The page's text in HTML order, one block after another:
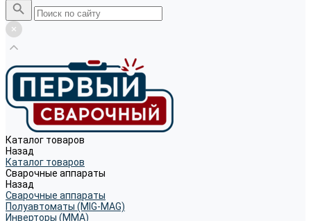
Каталог товаров
Назад
Каталог товаров
Сварочные аппараты
Назад
Сварочные аппараты
Полуавтоматы (MIG-MAG)
Инверторы (MMA)